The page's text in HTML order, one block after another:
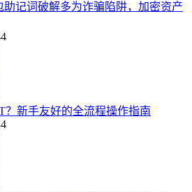
助记词破解多为诈骗陷阱，加密资产
？新手友好的全流程操作指南